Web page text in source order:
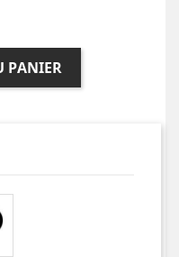
PANIER